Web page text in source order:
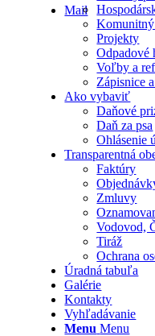
Mail
Projekty
Odpadové
Voľby a
Zápisnice
Ako vybaviť
Daňové
Daň za psa
Ohlásenie
Transparentná
Faktúry
Zmluvy
Vodovod,
Tiráž
Ochrana
Úradná tabuľa
Galérie
Kontakty
Vyhľadávanie
Menu Menu